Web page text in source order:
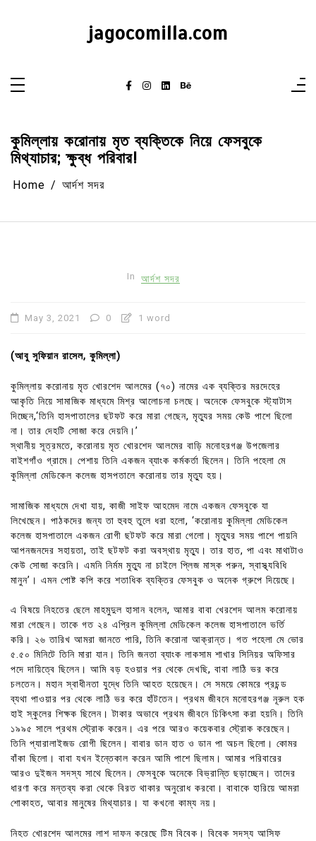
jagocomilla.com
কুমিল্লায় করোনায় মৃত ব্যক্তিকে নিয়ে ফেসবুকে
মিথ্যাচার; ক্ষুব্ধ পরিবার!
Home আর্দশ সদর
In আর্দশ সদর
May 3, 2021 0 1 word
(আবু সুফিয়ান রাসেল, কুমিল্লা)
কুমিল্লায় করোনায় মৃত খোরশেদ আলমের (৭০) নামের এক ব্যক্তির মরদেহের
আকৃতি নিয়ে সামাজিক মাধ্যমে মিশ্র আলোচনা চলছে। অনেকে ফেসবুকে স্ট্যাটাস
দিচ্ছেন,‘তিনি হাসপাতালের ছটফট করে মারা গেছেন, মৃত্যুর সময় কেউ পাশে ছিলো
না। তার দেহটি সোজা করে দেয়নি।’
স্থানীয় সূত্রমতে, করোনায় মৃত খোরশেদ আলমের বাড়ি মনোহরগঞ্জ উপজেলার
বাইশগাঁও গ্রামে। পেশায় তিনি একজন ব্যাংক কর্মকর্তা ছিলেন। তিনি পহেলা মে
কুমিল্লা মেডিকেল কলেজ হাসপতালে করোনায় তার মৃত্যু হয়।
সামাজিক মাধ্যমে দেখা যায়, কাজী সাইফ আহমেদ নামে একজন ফেসবুকে যা
লিখেছেন। পাঠকদের জন্য তা হুবহু তুলে ধরা হলো, ‘করোনায় কুমিল্লা মেডিকেল
কলেজ হাসপাতালে একজন রোগী ছটফট করে মারা গেলো। মৃত্যুর সময় পাশে পায়নি
আপনজনদের সহায়তা, তাই ছটফট করা অবস্থায় মৃত্যু। তার হাত, পা এবং মাথাটাও
কেউ সোজা করেনি। এমনি নির্মম মুত্যু না চাইলে প্লিজ মাস্ক পরুন, স্বাস্থ্যবিধি
মানুন’। এমন পোষ্ট কপি করে শতাধিক ব্যক্তির ফেসবুক ও অনেক গ্রুপে দিয়েছে।
এ বিষয়ে নিহতের ছেলে মাহমুদুল হাসান বলেন, আমার বাবা খেরশেদ আলম করোনায়
মারা গেছেন। তাকে গত ২৪ এপ্রিল কুমিল্লা মেডিকেল কলেজ হাসপাতালে ভর্তি
করি। ২৬ তারিখ আমরা জানতে পারি, তিনি করোনা আক্রান্ত। গত পহেলা মে ভোর
৫.৫০ মিনিটে তিনি মারা যান। তিনি জনতা ব্যাংক লাকসাম শাখার সিনিয়র অফিসার
পদে দায়িত্বে ছিলেন। আমি বড় হওয়ার পর থেকে দেখছি, বাবা লাঠি ভর করে
চলতেন। মহান স্বাধীনতা যুদ্ধে তিনি আহত হয়েছেন। সে সময়ে কোমরে প্রচন্ড
ব্যথা পাওয়ার পর থেকে লাঠি ভর করে হাঁটতেন। প্রথম জীবনে মনোহরগঞ্জ নূরুল হক
হাই স্কুলের শিক্ষক ছিলেন। টাকার অভাবে প্রথম জীবনে চিকিৎসা করা হয়নি। তিনি
১৯৯৫ সালে প্রথম স্ট্রোক করেন। এর পরে আরও কয়েকবার স্ট্রোক করেছেন।
তিনি প্যারালাইজড রোগী ছিলেন। বাবার ডান হাত ও ডান পা অচল ছিলো। কোমর
বাঁকা ছিলো। বাবা যখন ইন্তেকাল করেন আমি পাশে ছিলাম। আমার পরিবারের
আরও দুইজন সদস্য সাথে ছিলেন। ফেসবুকে অনেকে বিভ্রান্তি ছড়াচ্ছেন। তাদের
ধারণা করে মন্তব্য করা থেকে বিরত থাকার অনুরোধ করবো। বাবাকে হারিয়ে আমরা
শোকাহত, আবার মানুষের মিথ্যাচার। যা কখনো কাম্য নয়।
নিহত খোরশেদ আলমের লাশ দাফন করেছে টিম বিবেক। বিবেক সদস্য আসিফ